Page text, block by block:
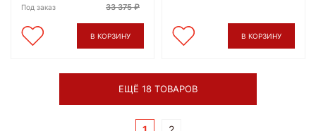
Под заказ 33 375
В КОРЗИНУ В КОРЗИНУ
ЕЩЁ 18 ТОВАРОВ